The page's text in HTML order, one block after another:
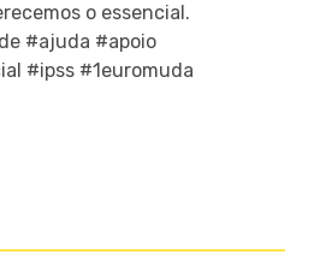
o essencial.
#ajuda #apoio
#ipss #1euromuda